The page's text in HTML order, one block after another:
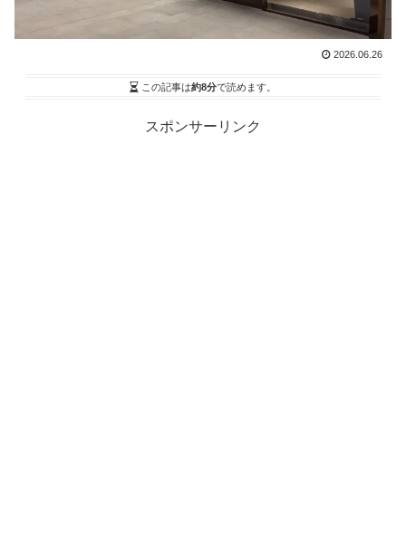
2026.06.26
この記事は約8分で読めます。
スポンサーリンク